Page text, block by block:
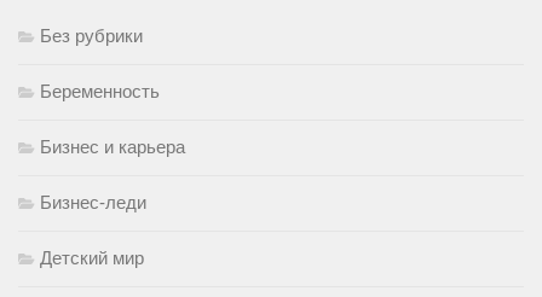
Без рубрики
Беременность
Бизнес и карьера
Бизнес-леди
Детский мир